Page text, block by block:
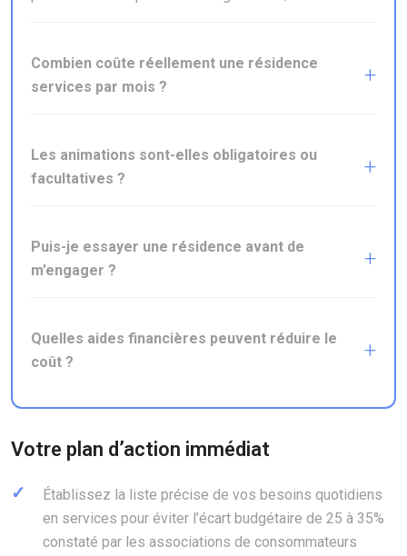
Combien coûte réellement une résidence
services par mois ?
Les animations sont-elles obligatoires ou
facultatives ?
Puis-je essayer une résidence avant de
m’engager ?
Quelles aides financières peuvent réduire le
coût ?
Votre plan d’action immédiat
Établissez la liste précise de vos besoins quotidiens
en services pour éviter l’écart budgétaire de 25 à 35%
constaté par les associations de consommateurs